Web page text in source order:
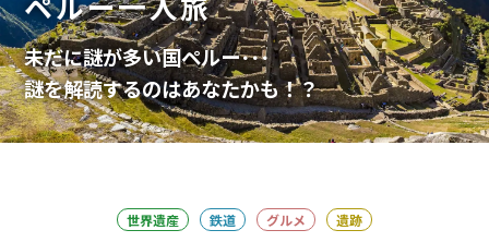
未だに謎が多い国ペルー･･･
謎を解読するのはあなたかも！？
世界遺産 鉄道 グルメ 遺跡